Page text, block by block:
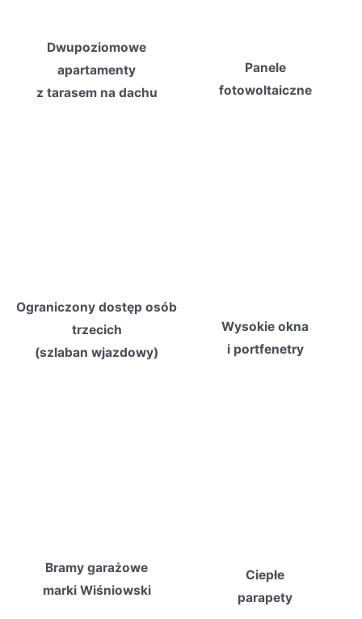
Dwupoziomowe
apartamenty
z tarasem na dachu
Panele
fotowoltaiczne
Ograniczony dostęp osób
trzecich
(szlaban wjazdowy)
Wysokie okna
i portfenetry
Bramy garażowe
marki Wiśniowski
Ciepłe
parapety